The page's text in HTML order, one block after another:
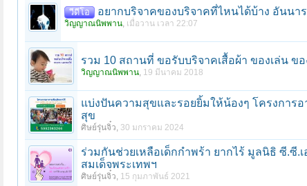
วีดีโอ อยากบริจาคของบริจาคที่ไหนได้บ้าง อันนา
วิญญาณนิพพาน, เมื่อวาน เวลา 22:07
รวม 10 สถานที่ ขอรับบริจาคเสื้อผ้า ของเล่น ขอ
วิญญาณนิพพาน, 19 มีนาคม 2018
แบ่งปันความสุขและรอยยิ้มให้น้องๆ โครงการ
สุข
ศิษย์รุ่นจิ๋ว, 30 มกราคม 2024
ร่วมกันช่วยเหลือเด็กกําพร้า ยากไร้ มูลนิธิ ซี.ซี.
สมเด็จพระเทพฯ
ศิษย์รุ่นจิ๋ว, 15 กุมภาพันธ์ 2021